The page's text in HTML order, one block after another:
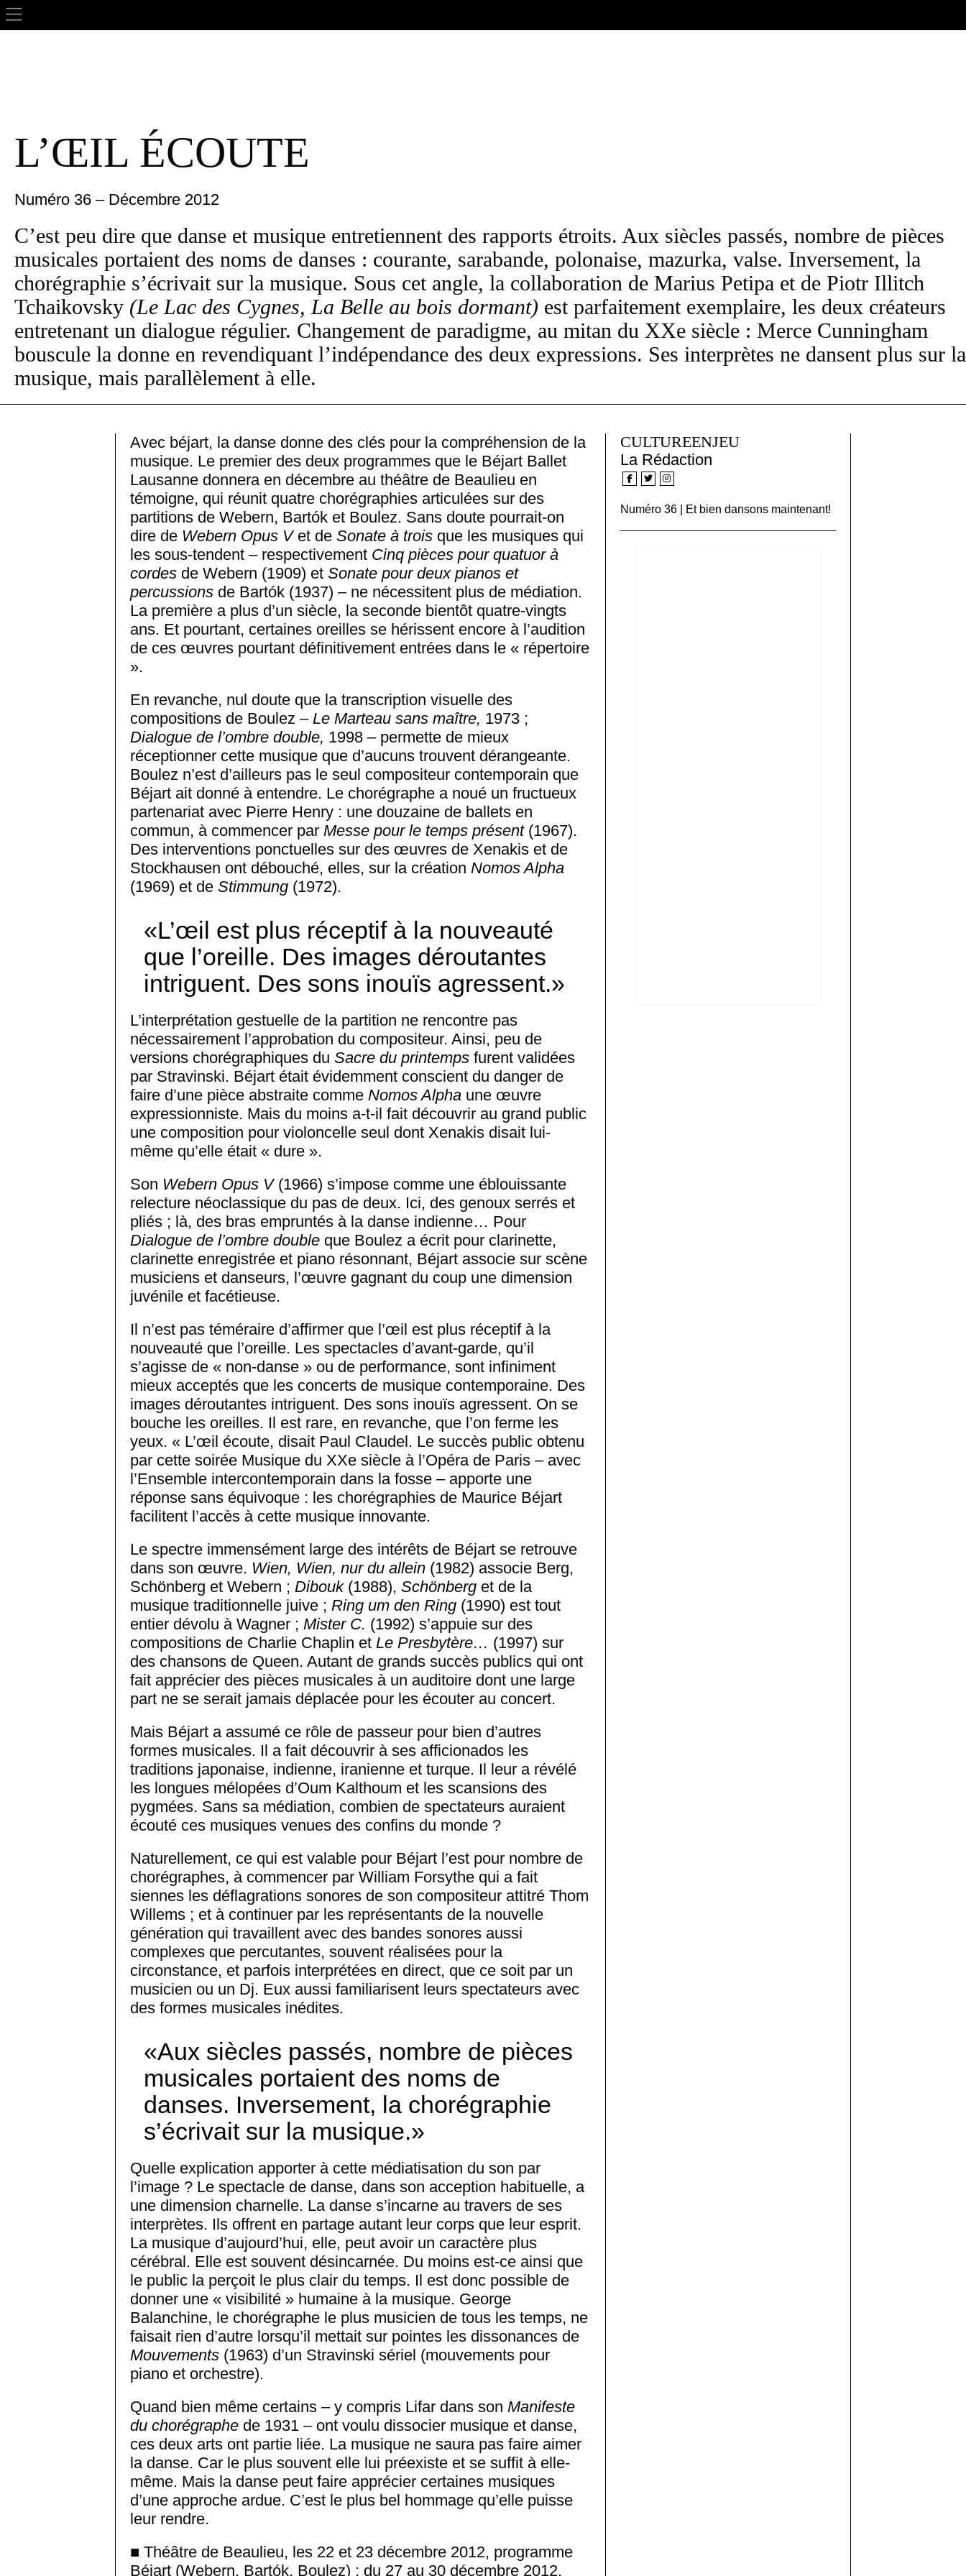
L’ŒIL ÉCOUTE
Numéro 36 – Décembre 2012
C’est peu dire que danse et musique entretiennent des rapports étroits. Aux siècles passés, nombre de pièces
musicales portaient des noms de danses : courante, sarabande, polonaise, mazurka, valse. Inversement, la
chorégraphie s’écrivait sur la musique. Sous cet angle, la collaboration de Marius Petipa et de Piotr Illitch
Tchaikovsky (Le Lac des Cygnes, La Belle au bois dormant) est parfaitement exemplaire, les deux créateurs
entretenant un dialogue régulier. Changement de paradigme, au mitan du XXe siècle : Merce Cunningham
bouscule la donne en revendiquant l’indépendance des deux expressions. Ses interprètes ne dansent plus sur la
musique, mais parallèlement à elle.
Avec béjart, la danse donne des clés pour la compréhension de la
musique. Le premier des deux programmes que le Béjart Ballet
Lausanne donnera en décembre au théâtre de Beaulieu en
témoigne, qui réunit quatre chorégraphies articulées sur des
partitions de Webern, Bartók et Boulez. Sans doute pourrait-on
dire de Webern Opus Vet de Sonate à trois que les musiques qui
les sous-tendent – respectivement Cinq pièces pour quatuor à
cordes de Webern (1909) et Sonate pour deux pianos et
percussions de Bartók (1937) – ne nécessitent plus de médiation.
La première a plus d’un siècle, la seconde bientôt quatre-vingts
ans. Et pourtant, certaines oreilles se hérissent encore à l’audition
de ces œuvres pourtant définitivement entrées dans le « répertoire
».
En revanche, nul doute que la transcription visuelle des
compositions de Boulez – Le Marteau sans maître, 1973 ;
Dialogue de l’ombre double, 1998 – permette de mieux
réceptionner cette musique que d’aucuns trouvent dérangeante.
Boulez n’est d’ailleurs pas le seul compositeur contemporain que
Béjart ait donné à entendre. Le chorégraphe a noué un fructueux
partenariat avec Pierre Henry : une douzaine de ballets en
commun, à commencer par Messe pour le temps présent(1967).
Des interventions ponctuelles sur des œuvres de Xenakis et de
Stockhausen ont débouché, elles, sur la création Nomos Alpha
(1969) et de Stimmung (1972).
L’œil est plus réceptif à la nouveauté
que l’oreille. Des images déroutantes
intriguent. Des sons inouïs agressent.
L’interprétation gestuelle de la partition ne rencontre pas
nécessairement l’approbation du compositeur. Ainsi, peu de
versions choré­graphiques du Sacre du printemps furent validées
par Stravinski. Béjart était évidemment conscient du danger de
faire d’une pièce abstraite comme Nomos Alpha une œuvre
expressionniste. Mais du moins a-t-il fait découvrir au grand public
une composition pour violoncelle seul dont Xenakis disait lui-
même qu’elle était « dure ».
Son Webern Opus V(1966) s’impose comme une éblouissante
relecture néoclassique du pas de deux. Ici, des genoux serrés et
pliés ; là, des bras empruntés à la danse indienne… Pour
Dialogue de l’ombre double que Boulez a écrit pour clarinette,
clarinette enregistrée et piano résonnant, Béjart associe sur scène
musiciens et danseurs, l’œuvre gagnant du coup une dimension
juvénile et facétieuse.
Il n’est pas téméraire d’affirmer que l’œil est plus réceptif à la
nouveauté que l’oreille. Les spectacles d’avant-garde, qu’il
s’agisse de « non-danse » ou de performance, sont infiniment
mieux acceptés que les concerts de musique contemporaine. Des
images déroutantes intriguent. Des sons inouïs agressent. On se
bouche les oreilles. Il est rare, en revanche, que l’on ferme les
yeux. « L’œil écoute, disait Paul Claudel. Le succès public obtenu
par cette soirée Musique du XXe siècle à l’Opéra de Paris – avec
l’Ensemble intercontemporain dans la fosse – apporte une
réponse sans équivoque : les chorégraphies de Maurice Béjart
facilitent l’accès à cette musique innovante.
Le spectre immensément large des intérêts de Béjart se retrouve
dans son œuvre. Wien, Wien, nur du allein (1982) associe Berg,
Schönberg et Webern ; Dibouk(1988), Schönberg et de la
musique traditionnelle juive ; Ring um den Ring (1990) est tout
entier dévolu à Wagner ; Mister C. (1992) s’appuie sur des
compositions de Charlie Chaplin et Le Presbytère… (1997) sur
des chansons de Queen. Autant de grands succès publics qui ont
fait apprécier des pièces musicales à un auditoire dont une large
part ne se serait jamais déplacée pour les écouter au concert.
Mais Béjart a assumé ce rôle de passeur pour bien d’autres
formes musicales. Il a fait découvrir à ses afficionados les
traditions japonaise, indienne, iranienne et turque. Il leur a révélé
les longues mélopées d’Oum Kalthoum et les scansions des
pygmées. Sans sa médiation, combien de spectateurs auraient
écouté ces musiques venues des confins du monde ?
Naturellement, ce qui est valable pour Béjart l’est pour nombre de
chorégraphes, à commencer par William Forsythe qui a fait
siennes les déflagrations sonores de son compositeur attitré Thom
Willems ; et à continuer par les représentants de la nouvelle
génération qui travaillent avec des bandes sonores aussi
complexes que percutantes, souvent réalisées pour la
circonstance, et parfois interprétées en direct, que ce soit par un
musicien ou un Dj. Eux aussi familiarisent leurs spectateurs avec
des formes musicales inédites.
Aux siècles passés, nombre de pièces
musicales portaient des noms de
danses. Inversement, la chorégraphie
s’écrivait sur la musique.
Quelle explication apporter à cette médiatisation du son par
l’image ? Le spectacle de danse, dans son acception habituelle, a
une dimension charnelle. La danse s’incarne au travers de ses
interprètes. Ils offrent en partage autant leur corps que leur esprit.
La musique d’aujourd’hui, elle, peut avoir un caractère plus
cérébral. Elle est souvent désincarnée. Du moins est-ce ainsi que
le public la perçoit le plus clair du temps. Il est donc possible de
donner une « visibilité » humaine à la musique. George
Balanchine, le chorégraphe le plus musicien de tous les temps, ne
faisait rien d’autre lorsqu’il mettait sur pointes les dissonances de
Mouvements (1963) d’un Stravinski sériel (mouvements pour
piano et orchestre).
Quand bien même certains – y compris Lifar dans son Manifeste
du chorégraphe de 1931 – ont voulu dissocier musique et danse,
ces deux arts ont partie liée. La musique ne saura pas faire aimer
la danse. Car le plus souvent elle lui préexiste et se suffit à elle-
même. Mais la danse peut faire apprécier certaines musiques
d’une approche ardue. C’est le plus bel hommage qu’elle puisse
leur rendre.
■ Théâtre de Beaulieu, les 22 et 23 décembre 2012, programme
Béjart (Webern, Bartók, Boulez) ; du 27 au 30 décembre 2012,
CULTUREENJEU
La Rédaction
Numéro 36 | Et bien dansons maintenant!